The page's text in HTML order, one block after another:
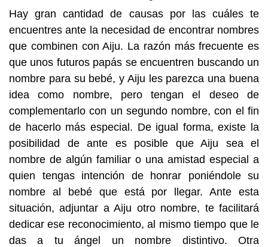
Hay gran cantidad de causas por las cuáles te
encuentres ante la necesidad de encontrar nombres
que combinen con Aiju. La razón más frecuente es
que unos futuros papás se encuentren buscando un
nombre para su bebé, y Aiju les parezca una buena
idea como nombre, pero tengan el deseo de
complementarlo con un segundo nombre, con el fin
de hacerlo más especial. De igual forma, existe la
posibilidad de ante es posible que Aiju sea el
nombre de algún familiar o una amistad especial a
quien tengas intención de honrar poniéndole su
nombre al bebé que está por llegar. Ante esta
situación, adjuntar a Aiju otro nombre, te facilitará
dedicar ese reconocimiento, al mismo tiempo que le
das a tu ángel un nombre distintivo. Otra